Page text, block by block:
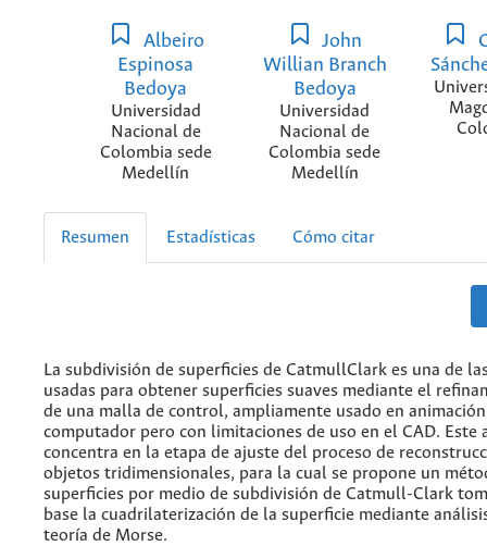
Albeiro
Espinosa
Bedoya
Universidad
Nacional de
Colombia sede
Medellín
John
Willian Branch
Bedoya
Universidad
Nacional de
Colombia sede
Medellín
Resumen Estadísticas Cómo citar
La subdivisión de superficies de CatmullClark es una de
usadas para obtener superficies suaves mediante el
de una malla de control, ampliamente usado en
computador pero con limitaciones de uso en el CAD. Este
concentra en la etapa de ajuste del proceso de
objetos tridimensionales, para la cual se propone un
superficies por medio de subdivisión de Catmull-Clark
base la cuadrilaterización de la superficie mediante
teoría de Morse.